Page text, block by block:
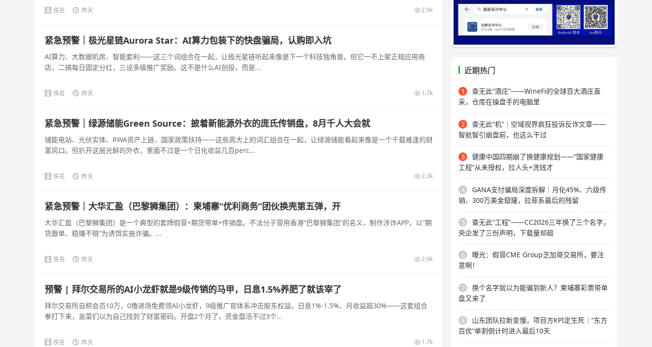
佚名 昨天 2.9k
紧急预警｜极光星链Aurora Star：AI算力包装下的快盘骗局，认购即入坑
AI算力、大数据机房、智能套利——这三个词组合在一起，让极光星链听起来像是下一个科技独角兽。但它一不上架正规应用商
店，二搞每日固定分红，三设多级推广奖励。这不是什么AI创投，而是...
佚名 昨天 1.7k
紧急预警｜绿源储能Green Source：披着新能源外衣的庞氏传销盘，8月千人大会就
储能电站、光伏实体、RWA资产上链、国家政策扶持——这些高大上的词汇组合在一起，让绿源储能看起来像是一个千载难逢的财
富风口。但扒开这层光鲜的外衣，里面不过是一个日化收益几百perc...
佚名 昨天 2.3k
紧急预警｜大华汇盈（巴黎狮集团）：柬埔寨“优利商务”团伙换壳第五弹，开
大华汇盈（巴黎狮集团）是一个典型的套牌假冒+期货带单+传销盘。不法分子冒用香港“巴黎狮集团”的名义，制作涉诈APP，以“期
货跟单、稳赚不赔”为诱饵实施诈骗。...
佚名 昨天 2.9k
预警 | 拜尔交易所的AI小龙虾就是9级传销的马甲，日息1.5%养肥了就该宰了
拜尔交易所自称会员10万，0撸进场免费领AI小龙虾，9级推广官体系冲击股东权益。日息1%-1.5%、月收益超30%——这套组合
拳打下来，韭菜们以为自己找到了财富密码。开盘2个月了，资金盘活不过3个...
佚名 昨天 1.7k
近期热门
1
查无此“酒庄”——WineFi的全球百大酒庄直
采，仓库在操盘手的电脑里
2
查无此“机”｜空域视界疯狂投诉反诈文章——
智航智引崩盘前，也这么干过
3
健康中国四期崩了换健康规划——“国家健康
工程”从未授权，拉人头+洗钱才
4
GANA支付骗局深度拆解｜月化45%、六级传
销、300万美金窟窿，拉菲系最后的残留
5
查无此“工程”——CC2026三年换了三个名字，
央企发了三份声明，下载量却超
6
曝光：假冒CME Group芝加哥交易所，要注
意啊！
7
换个名字就以为能骗到新人？柬埔寨彩票带单
盘又来了
8
山东团队拉新变慢，项目方KPI定生死｜“东方
百优”单割倒计时进入最后10天